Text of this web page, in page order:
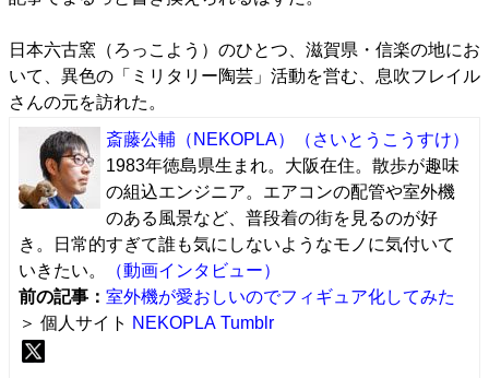
日本六古窯（ろっこよう）のひとつ、滋賀県・信楽の地にお
いて、異色の「ミリタリー陶芸」活動を営む、息吹フレイル
さんの元を訪れた。
斎藤公輔（NEKOPLA）
（さいとうこうすけ）
1983年徳島県生まれ。大阪在住。散歩が趣味
の組込エンジニア。エアコンの配管や室外機
のある風景など、普段着の街を見るのが好
き。日常的すぎて誰も気にしないようなモノに気付いて
いきたい。
（動画インタビュー）
前の記事： 室外機が愛おしいのでフィギュア化してみた
＞ 個人サイト NEKOPLA Tumblr